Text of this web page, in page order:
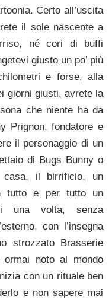
Certo all’uscita
il sole nascente a
né cori di buffi
giusto un po’ più
e forse, alla
giorni giusti, avrete la
che niente ha da
Prignon, fondatore e
il personaggio di un
di Bugs Bunny o
casa, il birrificio, un
tutto e per tutto un
di una volta, senza
con l’insegna
strozzato Brasserie
noto al mondo
con un rituale ben
e non sapere mai